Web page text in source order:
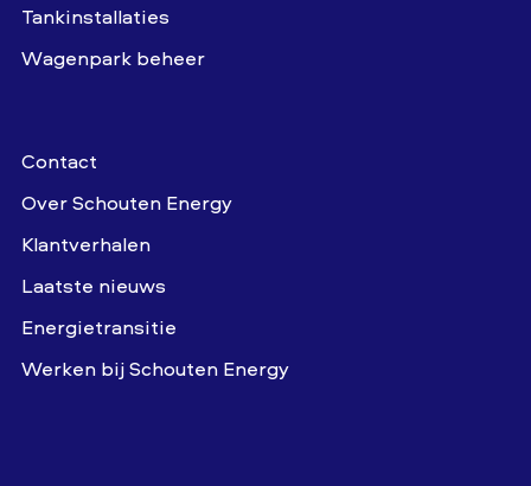
Tankinstallaties
Wagenpark beheer
Contact
Over Schouten Energy
Klantverhalen
Laatste nieuws
Energietransitie
Werken bij Schouten Energy